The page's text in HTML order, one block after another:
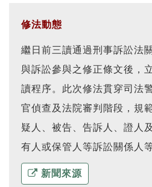
修法動態
繼日前三讀通過刑事訴訟法
與訴訟參與之修正條文後，
讀程序。此次修法貫穿司法
官偵查及法院審判階段，規
疑人、被告、告訴人、證人
有人或保管人等訴訟關係人等
新聞來源